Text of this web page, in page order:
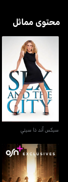
محتوى مماثل
سيكس آند ذا سيتي
سيكس آند ذا سيتي